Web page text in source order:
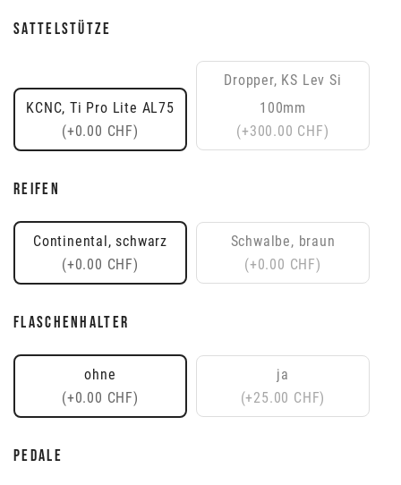
SATTELSTÜTZE
KCNC, Ti Pro Lite AL75
(+0.00 CHF)
Dropper, KS Lev Si
100mm
(+300.00 CHF)
REIFEN
Continental, schwarz
(+0.00 CHF)
Schwalbe, braun
(+0.00 CHF)
FLASCHENHALTER
ohne
(+0.00 CHF)
ja
(+25.00 CHF)
PEDALE